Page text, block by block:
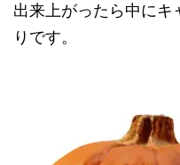
出来上がったら中にキ
りです。